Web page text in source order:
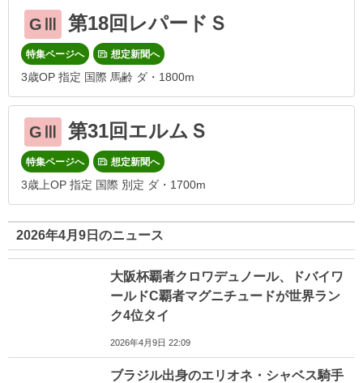
GⅢ 第18回レパードＳ
特集ページへ 想定新聞へ
3歳OP 指定 国際 馬齢 ダ・1800m
GⅢ 第31回エルムＳ
特集ページへ 想定新聞へ
3歳上OP 指定 国際 別定 ダ・1700m
2026年4月9日のニュース
大阪杯覇者クロワデュノール、ドバイワ
ールドC覇者マグニチュードが世界ラン
ク4位タイ
2026年4月9日 22:09
ブラジル出身のエリオネ・シャベス騎手